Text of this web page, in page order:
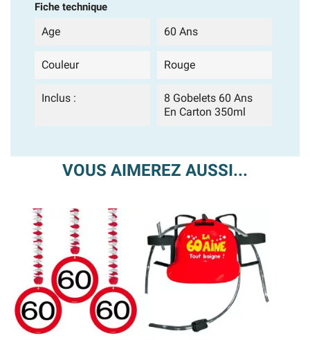
Fiche technique
Age 60 Ans
Couleur Rouge
Inclus :
8 Gobelets 60 Ans
En Carton 350ml
VOUS AIMEREZ AUSSI...